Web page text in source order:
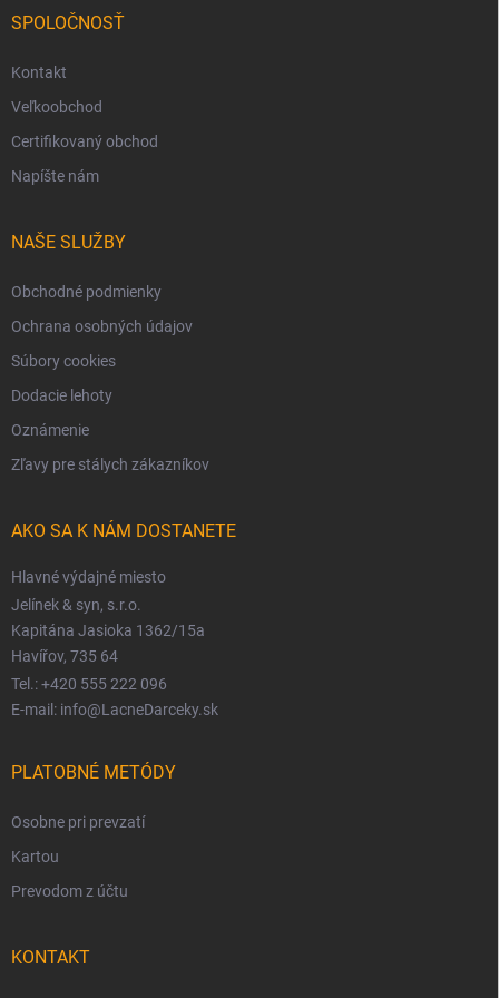
SPOLOČNOSŤ
Kontakt
Veľkoobchod
Certifikovaný obchod
Napíšte nám
NAŠE SLUŽBY
Obchodné podmienky
Ochrana osobných údajov
Súbory cookies
Dodacie lehoty
Oznámenie
Zľavy pre stálych zákazníkov
AKO SA K NÁM DOSTANETE
Hlavné výdajné miesto
Jelínek & syn, s.r.o.
Kapitána Jasioka 1362/15a
Havířov, 735 64
Tel.: +420 555 222 096
E-mail: info@LacneDarceky.sk
PLATOBNÉ METÓDY
Osobne pri prevzatí
Kartou
Prevodom z účtu
KONTAKT